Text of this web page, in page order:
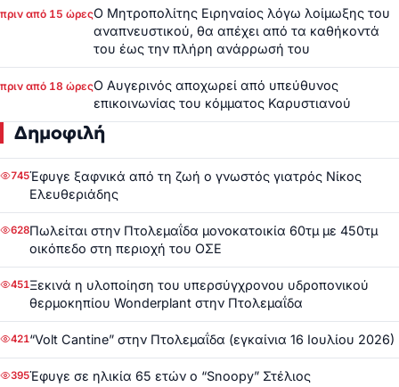
πριν από 15 ώρεςΟ Μητροπολίτης Ειρηναίος λόγω λοίμωξης του
αναπνευστικού, θα απέχει από τα καθήκοντά
του έως την πλήρη ανάρρωσή του
πριν από 18 ώρεςΟ Αυγερινός αποχωρεί από υπεύθυνος
επικοινωνίας του κόμματος Καρυστιανού
Δημοφιλή
745Έφυγε ξαφνικά από τη ζωή ο γνωστός γιατρός Νίκος
Ελευθεριάδης
628Πωλείται στην Πτολεμαΐδα μονοκατοικία 60τμ με 450τμ
οικόπεδο στη περιοχή του ΟΣΕ
451Ξεκινά η υλοποίηση του υπερσύγχρονου υδροπονικού
θερμοκηπίου Wonderplant στην Πτολεμαΐδα
421“Volt Cantine” στην Πτολεμαΐδα (εγκαίνια 16 Ιουλίου 2026)
395Έφυγε σε ηλικία 65 ετών ο “Snoopy” Στέλιος